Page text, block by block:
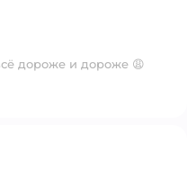
дороже и дороже 😩